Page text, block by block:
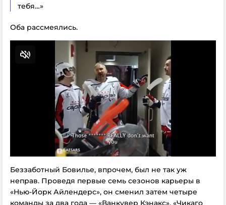
тебя…»
Оба рассмеялись.
Беззаботный Бовилье, впрочем, был не так уж
неправ. Проведя первые семь сезонов карьеры в
«Нью-Йорк Айлендерс», он сменил затем четыре
команды за два года — «Ванкувер Кэнакс», «Чикаго